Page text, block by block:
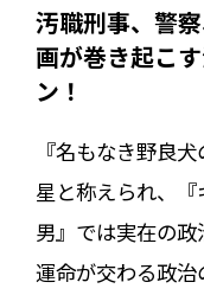
汚職刑事、警察
画が巻き起こ
ン！
『名もなき野良
星と称えられ、
男』では実在の
運命が交わる政